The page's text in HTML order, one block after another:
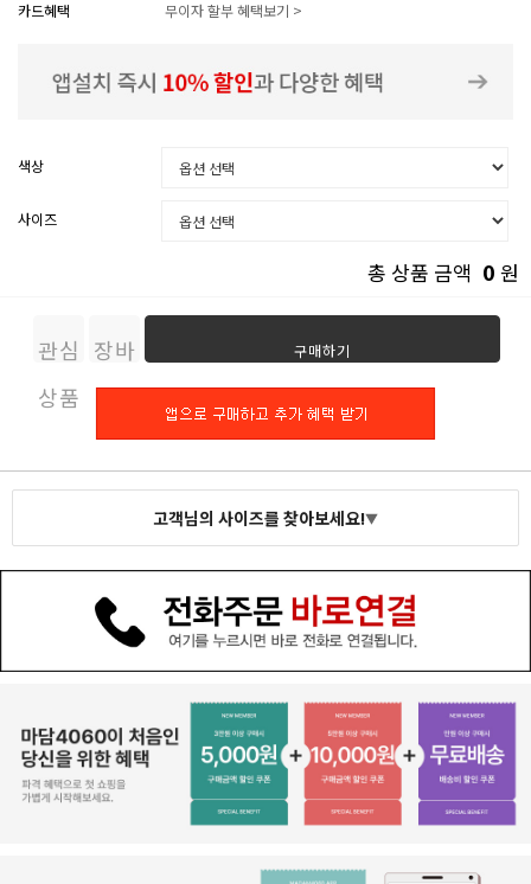
카드혜택
무이자 할부 혜택보기 >
색상
사이즈
총 상품 금액 0 원
관심
상품
장바
구니
구매하기
고객님의 사이즈를 찾아보세요!▼